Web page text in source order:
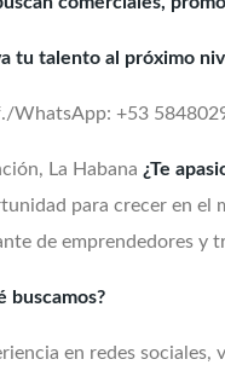
tu talento al próximo
WhatsApp: +53
La Habana ¿Te
para crecer en el
de emprendedores y
buscamos?
en redes